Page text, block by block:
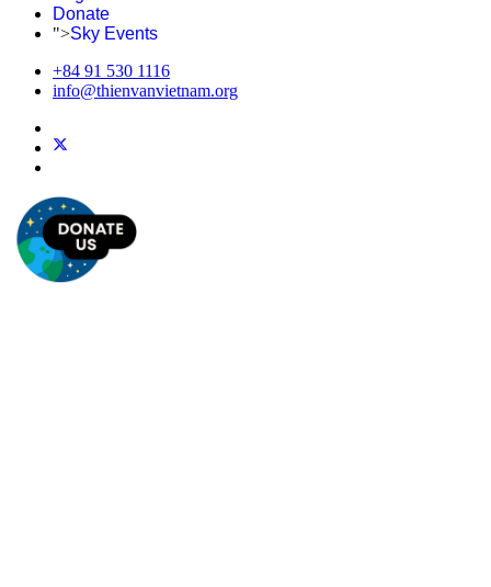
Donate
">Sky Events
+84 91 530 1116
info@thienvanvietnam.org